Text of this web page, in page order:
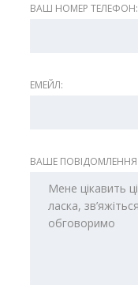
ВАШ НОМЕР ТЕЛЕФОН:
ЕМЕЙЛ:
ВАШЕ ПОВІДОМЛЕННЯ